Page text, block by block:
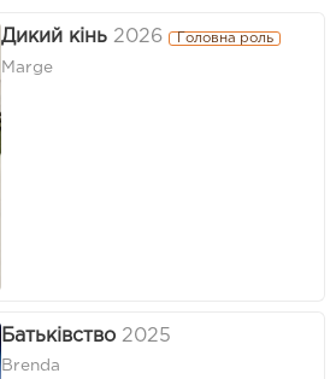
Дикий кінь 2026 Головна роль
Marge
Батьківство 2025
Brenda